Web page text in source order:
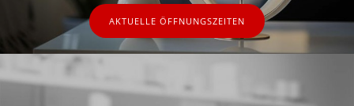
AKTUELLE ÖFFNUNGSZEITEN